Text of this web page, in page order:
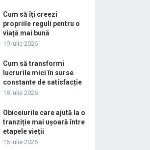
Cum să îți creezi
propriile reguli pentru o
viață mai bună
19 iulie 2026
Cum să transformi
lucrurile mici în surse
constante de satisfacție
18 iulie 2026
Obiceiurile care ajută la o
tranziție mai ușoară între
etapele vieții
16 iulie 2026